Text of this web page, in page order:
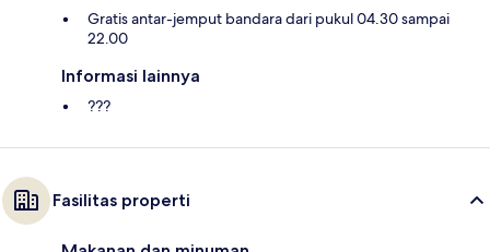
Gratis antar-jemput bandara dari pukul 04.30 sampai
22.00
Informasi lainnya
???
Fasilitas properti